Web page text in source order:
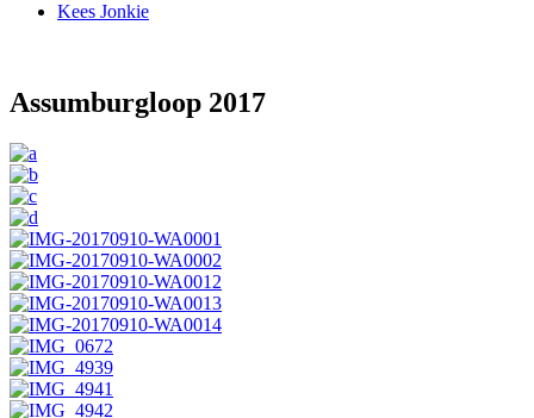
Kees Jonkie
Assumburgloop 2017